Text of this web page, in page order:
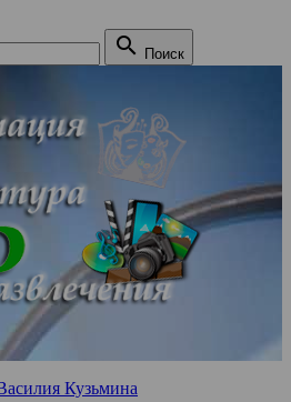
 Поиск
Кузьмина